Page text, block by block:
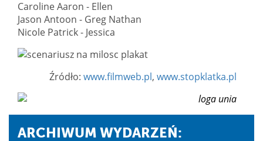
Caroline Aaron - Ellen
Jason Antoon - Greg Nathan
Nicole Patrick - Jessica
Źródło: www.filmweb.pl, www.stopklatka.pl
ARCHIWUM WYDARZEŃ: